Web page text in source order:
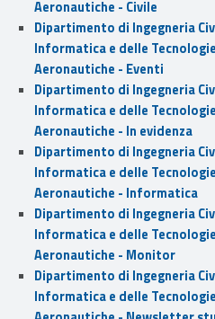
Aeronautiche - Civile
Dipartimento di Ingegneria
Informatica e delle Tecnologie
Aeronautiche - Eventi
Dipartimento di Ingegneria
Informatica e delle Tecnologie
Aeronautiche - In evidenza
Dipartimento di Ingegneria
Informatica e delle Tecnologie
Aeronautiche - Informatica
Dipartimento di Ingegneria
Informatica e delle Tecnologie
Aeronautiche - Monitor
Dipartimento di Ingegneria
Informatica e delle Tecnologie